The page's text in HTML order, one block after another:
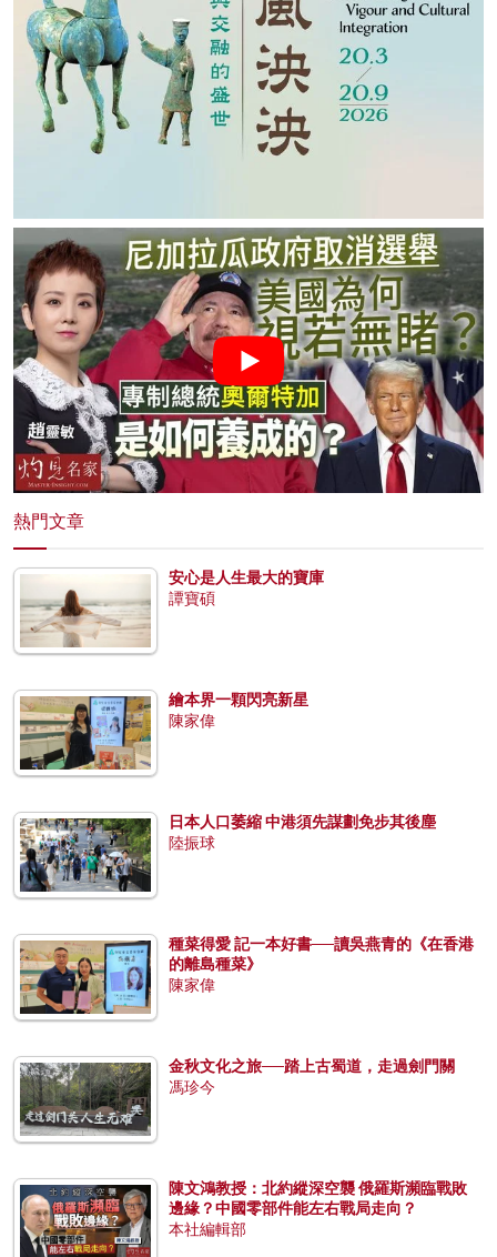
熱門文章
安心是人生最大的寶庫
譚寶碩
繪本界一顆閃亮新星
陳家偉
日本人口萎縮 中港須先謀劃免步其後塵
陸振球
種菜得愛 記一本好書──讀吳燕青的《在香港
的離島種菜》
陳家偉
金秋文化之旅──踏上古蜀道，走過劍門關
馮珍今
陳文鴻教授：北約縱深空襲 俄羅斯瀕臨戰敗
邊緣？中國零部件能左右戰局走向？
本社編輯部